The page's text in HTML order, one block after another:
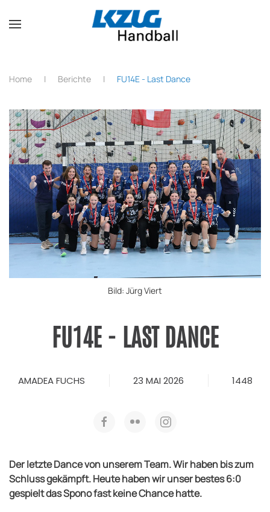
Zum Hauptinhalt springen
Home Berichte FU14E - Last Dance
Bild: Jürg Viert
FU14E - LAST DANCE
AMADEA FUCHS 23 MAI 2026 1448
Der letzte Dance von unserem Team. Wir haben bis zum
Schluss gekämpft. Heute haben wir unser bestes 6:0
gespielt das Spono fast keine Chance hatte.